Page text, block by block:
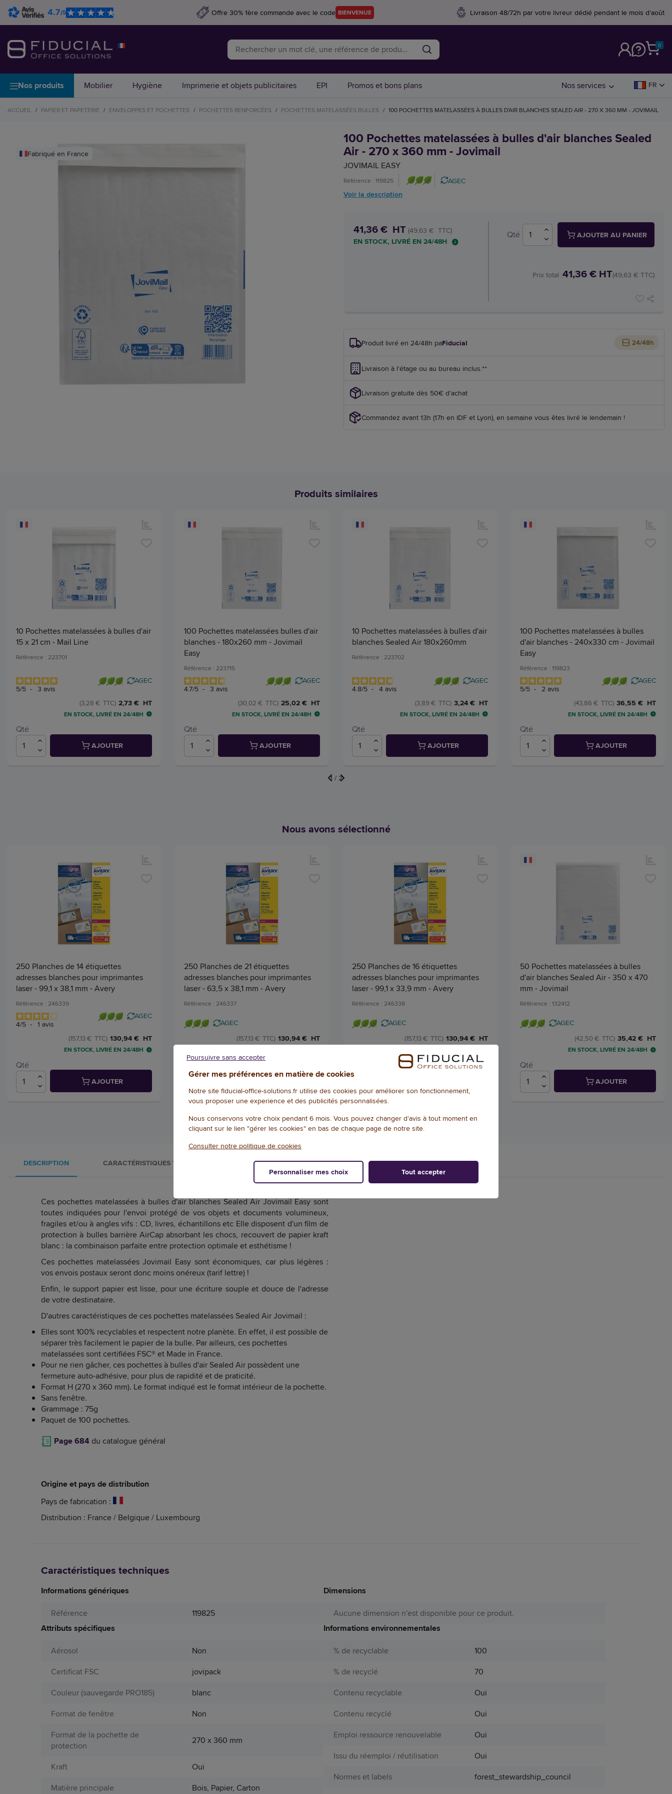
4.7/5 Offre 30% 1ère commande avec le code BIENVENUE Livraison 48/72h par votre livreur dédié pendant le mois d'août
0
Nos produits Mobilier Hygiène Imprimerie et objets publicitaires EPI Promos et bons plans Nos services FR
ACCUEIL / PAPIER ET PAPETERIE / ENVELOPPES ET POCHETTES / POCHETTES RENFORCÉES / POCHETTES MATELASSÉES BULLES / 100 POCHETTES MATELASSÉES À BULLES D'AIR BLANCHES SEALED AIR - 270 X 360 MM - JOVIMAIL
Fabriqué en France
100 Pochettes matelassées à bulles d'air blanches Sealed
Air - 270 x 360 mm - Jovimail
JOVIMAIL EASY
Référence : 119825
AGEC
Voir la description
41,36 € HT (49,63 € TTC)
EN STOCK, LIVRÉ EN 24/48H
Qté AJOUTER AU PANIER
Prix total :41,36 € HT(49,63 € TTC)
Produit livré en 24/48h parFiducial 24/48h
Livraison à l'étage ou au bureau inclus.**
Livraison gratuite dès 50€ d'achat
Commandez avant 13h (17h en IDF et Lyon), en semaine vous êtes livré le lendemain !
Produits similaires
10 Pochettes matelassées à bulles d'air
15 x 21 cm - Mail Line
Référence : 223701
5/5 - 3 avis
AGEC
2,73 € HT
(3,28 € TTC)
EN STOCK, LIVRÉ EN 24/48H
Qté
AJOUTER
100 Pochettes matelassées bulles d'air
blanches - 180x260 mm - Jovimail
Easy
Référence : 223715
4.7/5 - 3 avis
AGEC
25,02 € HT
(30,02 € TTC)
EN STOCK, LIVRÉ EN 24/48H
Qté
AJOUTER
10 Pochettes matelassées à bulles d'air
blanches Sealed Air 180x260mm
Référence : 223702
4.8/5 - 4 avis
AGEC
3,24 € HT
(3,89 € TTC)
EN STOCK, LIVRÉ EN 24/48H
Qté
AJOUTER
100 Pochettes matelassées à bulles
d'air blanches - 240x330 cm - Jovimail
Easy
Référence : 119823
5/5 - 2 avis
AGEC
36,55 € HT
(43,86 € TTC)
EN STOCK, LIVRÉ EN 24/48H
Qté
AJOUTER
1 / 2
Nous avons sélectionné
250 Planches de 14 étiquettes
adresses blanches pour imprimantes
laser - 99,1 x 38,1 mm - Avery
Référence : 246339
4/5 - 1 avis
AGEC
130,94 € HT
(157,13 € TTC)
EN STOCK, LIVRÉ EN 24/48H
Qté
AJOUTER
250 Planches de 21 étiquettes
adresses blanches pour imprimantes
laser - 63,5 x 38,1 mm - Avery
Référence : 246337
AGEC
130,94 € HT
(157,13 € TTC)
250 Planches de 16 étiquettes
adresses blanches pour imprimantes
laser - 99,1 x 33,9 mm - Avery
Référence : 246338
AGEC
130,94 € HT
(157,13 € TTC)
50 Pochettes matelassées à bulles
d'air blanches Sealed Air - 350 x 470
mm - Jovimail
Référence : 132412
AGEC
35,42 € HT
(42,50 € TTC)
EN STOCK, LIVRÉ EN 24/48H
Qté
AJOUTER
DESCRIPTION CARACTÉRISTIQUES TECHNIQUES DOCUMENTATION NOTES ET AVIS+
Ces pochettes matelassées à bulles d'air blanches Sealed Air Jovimail Easy sont
toutes indiquées pour l'envoi protégé de vos objets et documents volumineux,
fragiles et/ou à angles vifs : CD, livres, échantillons etc Elle disposent d'un film de
protection à bulles barrière AirCap absorbant les chocs, recouvert de papier kraft
blanc : la combinaison parfaite entre protection optimale et esthétisme !
Ces pochettes matelassées Jovimail Easy sont économiques, car plus légères :
vos envois postaux seront donc moins onéreux (tarif lettre) !
Enfin, le support papier est lisse, pour une écriture souple et douce de l'adresse
de votre destinataire.
D'autres caractéristiques de ces pochettes matelassées Sealed Air Jovimail :
Elles sont 100% recyclables et respectent notre planète. En effet, il est possible de
séparer très facilement le papier de la bulle. Par ailleurs, ces pochettes
matelassées sont certifiées FSC® et Made in France.
Pour ne rien gâcher, ces pochettes à bulles d'air Sealed Air possèdent une
fermeture auto-adhésive, pour plus de rapidité et de praticité.
Format H (270 x 360 mm). Le format indiqué est le format intérieur de la pochette.
Sans fenêtre.
Grammage : 75g
Paquet de 100 pochettes.
Page 684 du catalogue général
Origine et pays de distribution
Pays de fabrication :
Distribution : France / Belgique / Luxembourg
Caractéristiques techniques
Informations génériques
Référence
119825
Dimensions
Aucune dimension n'est disponible pour ce produit.
Attributs spécifiques
Aérosol
Non
Certificat FSC
jovipack
Couleur (sauvegarde PRO185)
blanc
Format de fenêtre
Non
Format de la pochette de
protection
270 x 360 mm
Kraft
Oui
Matière principale
Bois, Papier, Carton
Informations environnementales
% de recyclable
100
% de recyclé
70
Contenu recyclable
Oui
Contenu recyclé
Oui
Emploi ressource renouvelable
Oui
Issu du réemploi / réutilisation
Oui
Normes et labels
forest_stewardship_council
Gérer mes préférences en matière de cookies
Notre site fiducial-office-solutions.fr utilise des cookies pour améliorer son fonctionnement,
vous proposer une experience et des publicités personnalisées.
Nous conservons votre choix pendant 6 mois. Vous pouvez changer d'avis à tout moment en
cliquant sur le lien "gérer les cookies" en bas de chaque page de notre site.
Consulter notre politique de cookies
Poursuivre sans accepter
Personnaliser mes choix Tout accepter